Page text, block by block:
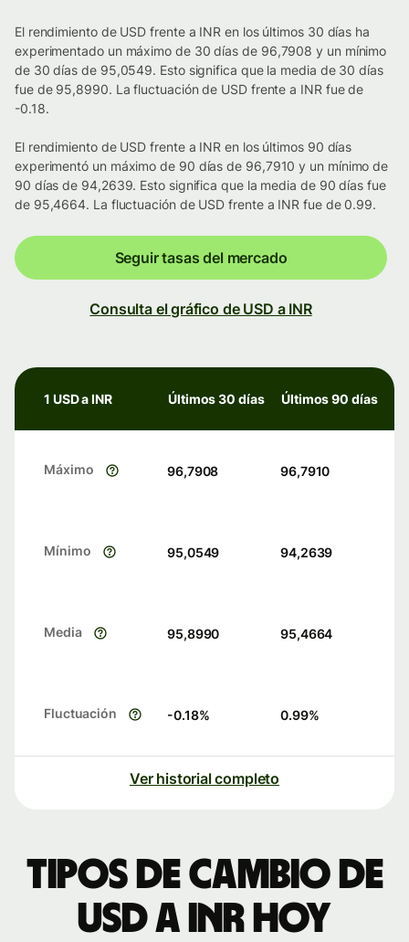
El rendimiento de USD frente a INR en los últimos 30 días ha
experimentado un máximo de 30 días de 96,7908 y un mínimo
de 30 días de 95,0549. Esto significa que la media de 30 días
fue de 95,8990. La fluctuación de USD frente a INR fue de
-0.18.
El rendimiento de USD frente a INR en los últimos 90 días
experimentó un máximo de 90 días de 96,7910 y un mínimo de
90 días de 94,2639. Esto significa que la media de 90 días fue
de 95,4664. La fluctuación de USD frente a INR fue de 0.99.
Seguir tasas del mercado
Consulta el gráfico de USD a INR
1 USD a INR Últimos 30 días Últimos 90 días
Máximo 96,7908 96,7910
Mínimo 95,0549 94,2639
Media 95,8990 95,4664
Fluctuación -0.18% 0.99%
Ver historial completo
Tipos de cambio de
USD a INR hoy